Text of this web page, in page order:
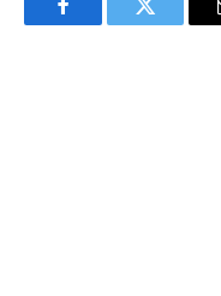
FacebookTwitter